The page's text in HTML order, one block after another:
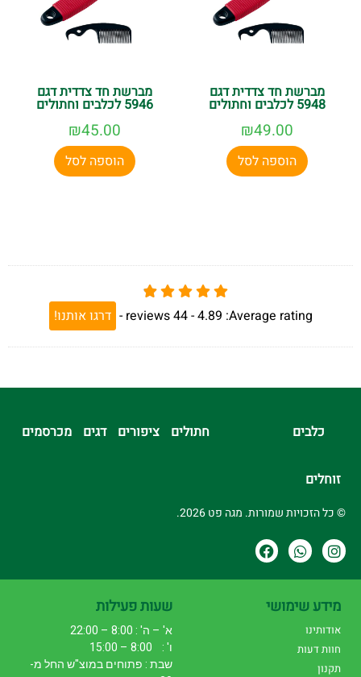
מברשת חד צדדית דגם
5948 לכלבים וחתולים
₪49.00
הוספה לסל
מברשת חד צדדית דגם
5946 לכלבים וחתולים
₪45.00
הוספה לסל
Average rating:
4.89 -
44
reviews
- דרגו אותנו!
כלבים חתולים ציפורים דגים מכרסמים
זוחלים
© כל הזכויות שמורות. מגה פט 2026.
מידע שימושי
אודותינו
חוות דעות
תקנון
שעות פעילות
א' – ה' : 8:00 – 22:00
ו' : 8:00 – 15:00
שבת : פתוחים במוצ"ש החל מ-